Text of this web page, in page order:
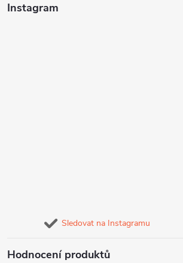
Instagram
Sledovat na Instagramu
Hodnocení produktů